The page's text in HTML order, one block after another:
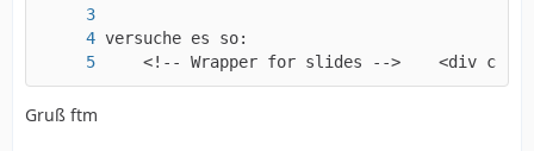
<!-- Wrapper for slides -->    <div
Gruß ftm